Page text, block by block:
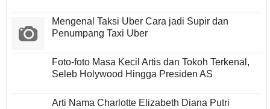
Mengenal Taksi Uber Cara jadi Supir dan
Penumpang Taxi Uber
Foto-foto Masa Kecil Artis dan Tokoh Terkenal,
Seleb Holywood Hingga Presiden AS
Arti Nama Charlotte Elizabeth Diana Putri